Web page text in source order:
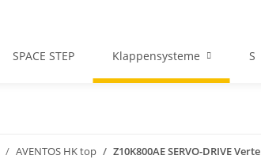
SPACE STEP Klappensysteme
AVENTOS HK top Z10K800AE SERVO-DRIVE